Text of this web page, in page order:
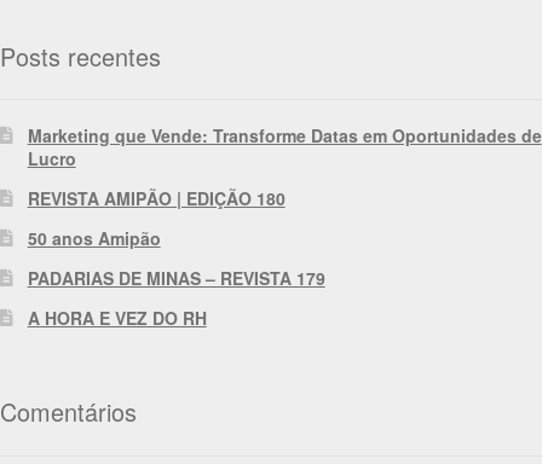
Posts recentes
Marketing que Vende: Transforme Datas em Oportunidades de
Lucro
REVISTA AMIPÃO | EDIÇÃO 180
50 anos Amipão
PADARIAS DE MINAS – REVISTA 179
A HORA E VEZ DO RH
Comentários